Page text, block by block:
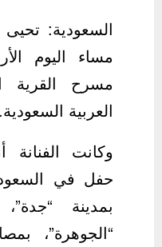
السعودية: تحيى
مساء اليوم
مسرح القرية
العربية السعودية.
وكانت الفنانة
بمدينة
“الجوهرة”،